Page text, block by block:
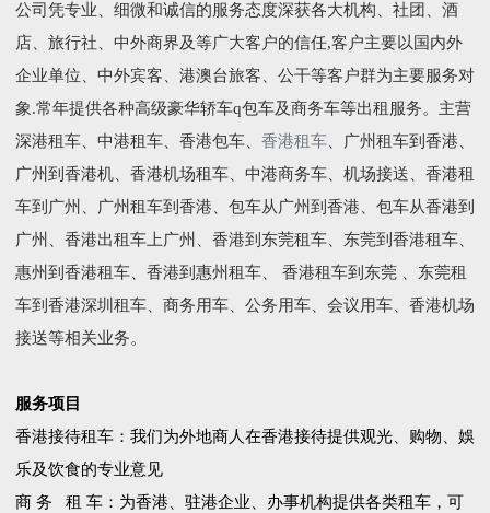
公司凭专业、细微和诚信的服务态度深获各大机构、社团、酒
店、旅行社、中外商界及等广大客户的信任,客户主要以国内外
企业单位、中外宾客、港澳台旅客、公干等客户群为主要服务对
象.常年提供各种高级豪华轿车q包车及商务车等出租服务。主营
深港租车、中港租车、香港包车、 香港租车、广州租车到香港、
广州到香港机、香港机场租车、中港商务车、机场接送、香港租
车到广州、广州租车到香港、包车从广州到香港、包车从香港到
广州、香港出租车上广州、香港到东莞租车、东莞到香港租车、
惠州到香港租车、香港到惠州租车、 香港租车到东莞 、东莞租
车到香港深圳租车、商务用车、公务用车、会议用车、香港机场
接送等相关业务。
服务项目
香港接待租车：我们为外地商人在香港接待提供观光、购物、娛
乐及饮食的专业意见
商 务 租 车：为香港、驻港企业、办事机构提供各类租车，可